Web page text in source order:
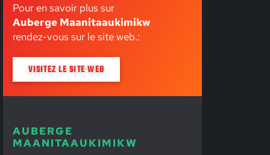
Pour en savoir plus sur
Auberge Maanitaaukimikw
rendez-vous sur le site web.:
VISITEZ LE SITE WEB
AUBERGE
MAANITAAUKIMIKW